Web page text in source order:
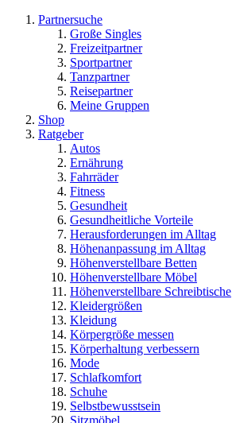
Partnersuche
Große Singles
Freizeitpartner
Sportpartner
Tanzpartner
Reisepartner
Meine Gruppen
Shop
Ratgeber
Autos
Ernährung
Fahrräder
Fitness
Gesundheit
Gesundheitliche Vorteile
Herausforderungen im Alltag
Höhenanpassung im Alltag
Höhenverstellbare Betten
Höhenverstellbare Möbel
Höhenverstellbare Schreibtische
Kleidergrößen
Kleidung
Körpergröße messen
Körperhaltung verbessern
Mode
Schlafkomfort
Schuhe
Selbstbewusstsein
Sitzmöbel